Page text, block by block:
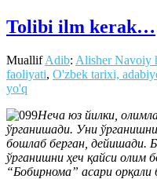
Tolibi ilm kerak…
MuallifAdib: Alisher Navoiy
faoliyati, O'zbek tarixi,
yo'q
Неча юз йилки,
ўрганишади. Уни
бошлаб берган, дейишади.
ўрганишни ҳеч қайси олим
“Бобирнома” асари